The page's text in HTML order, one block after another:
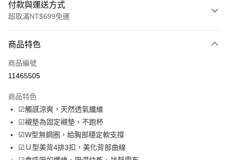
付款與運送方式
超取滿NT$699免運
信用卡一次付款
超商取貨付款
Apple Pay
街口支付
ATM付款
商品特色
商品編號
11465505
商品特色
☑觸感涼爽，天然透氣纖維
☑襯墊為固定襯墊，不跑杯
☑W型無鋼圈，給胸部穩定軟支撐
☑Ｕ型美背4排3扣，美化背部曲線